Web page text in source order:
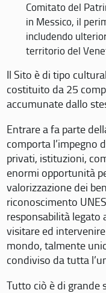
Comitato del
in Messico, il
includendo
territorio del
Il Sito è di tipo
costituito da 25
accumunate dallo
Entrare a fa parte
comporta l’impegno
privati, istituzioni,
enormi opportunità
valorizzazione dei
riconoscimento
responsabilità legato
visitare ed
mondo, talmente
condiviso da tutta
Tutto ciò è di grande